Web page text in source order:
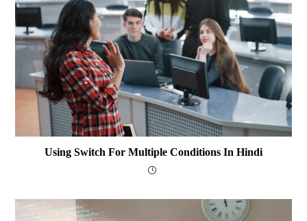
Using Switch For Multiple Conditions In Hindi